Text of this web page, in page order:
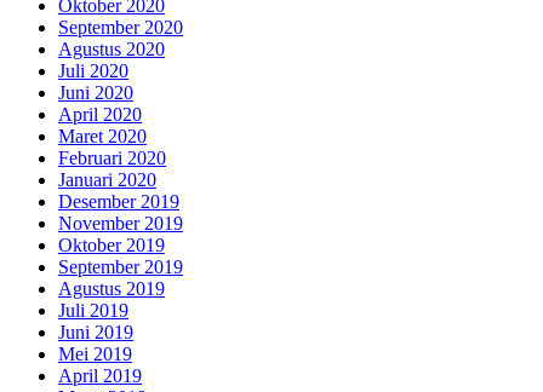
Oktober 2020
September 2020
Agustus 2020
Juli 2020
Juni 2020
April 2020
Maret 2020
Februari 2020
Januari 2020
Desember 2019
November 2019
Oktober 2019
September 2019
Agustus 2019
Juli 2019
Juni 2019
Mei 2019
April 2019